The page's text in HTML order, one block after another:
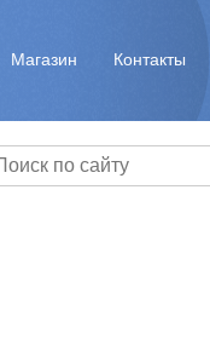
Магазин Контакты